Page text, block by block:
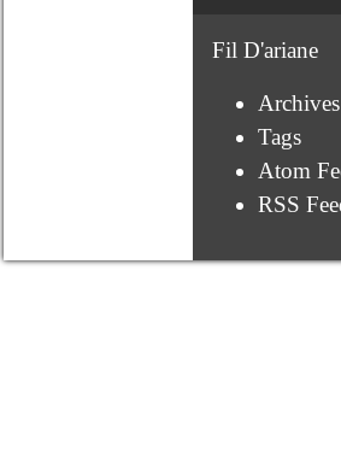
Fil D'ariane
Archives
Tags
Atom
RSS